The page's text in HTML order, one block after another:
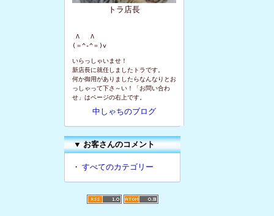
トラ店長
Λ   Λ
(＝^-^＝)v
いらっしゃいませ！
新店長に就任しましたトラです。
何か御用がありましたらなんなりとお
っしゃって下さ～い！「お問い合わ
せ」はページの右上です。
中しゃちのブログ
▼お客さんのコメント
・ すべてのカテゴリー